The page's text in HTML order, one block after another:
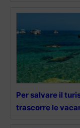
Per salvare il
trascorre le